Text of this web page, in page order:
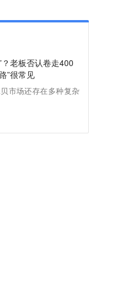
老板否认卷走400
”很常见
市场还存在多种复杂